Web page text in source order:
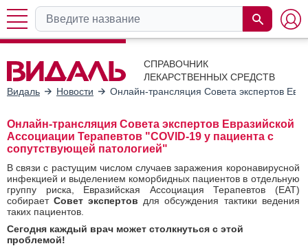
СПРАВОЧНИК
ЛЕКАРСТВЕННЫХ СРЕДСТВ
Видаль
Новости Онлайн-трансляция Совета экспертов
Онлайн-трансляция Совета экспертов Евразийской
Ассоциации Терапевтов "COVID-19 у пациента с
сопутствующей патологией"
В связи с растущим числом случаев заражения коронавирусной
инфекцией и выделением коморбидных пациентов в отдельную
группу риска, Евразийская Ассоциация Терапевтов (ЕАТ)
собираетСовет экспертов для обсуждения тактики ведения
таких пациентов.
Сегодня каждый врач может столкнуться с этой
проблемой!